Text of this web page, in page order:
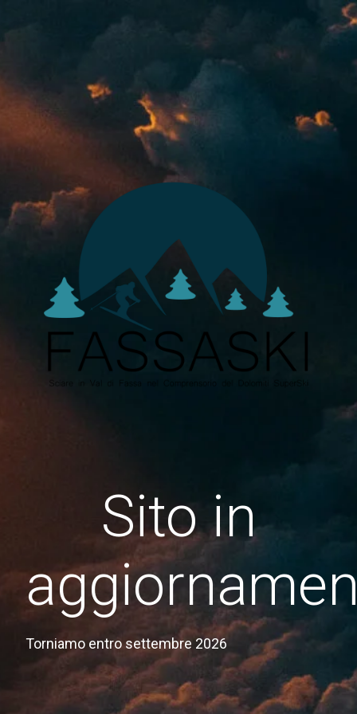
Sito in
Torniamo entro settembre 2026